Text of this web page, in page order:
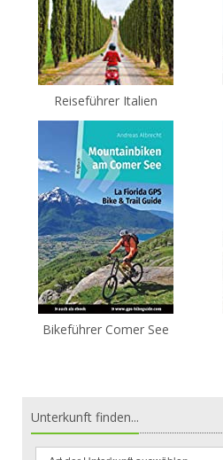
Reiseführer Italien
Bikeführer Comer See
Unterkunft finden...